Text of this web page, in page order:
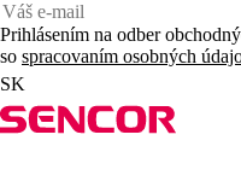
Prihlásením na odber
so spracovaním osobných
SK